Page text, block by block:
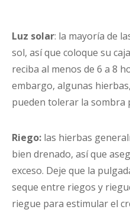
Luz solar: la mayoría de
sol, así que coloque su
reciba al menos de 6 a 8
embargo, algunas
pueden tolerar la sombra
Riego: las hierbas
bien drenado, así que
exceso. Deje que la
seque entre riegos y
riegue para estimular el